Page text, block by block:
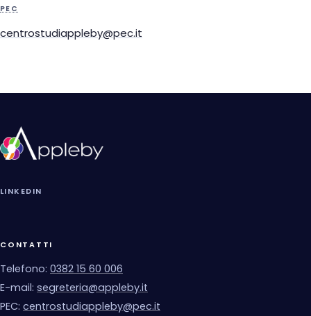
PEC
centrostudiappleby@pec.it
LINKEDIN
CONTATTI
Telefono: 0382 15 60 006
E-mail: segreteria@appleby.it
PEC: centrostudiappleby@pec.it